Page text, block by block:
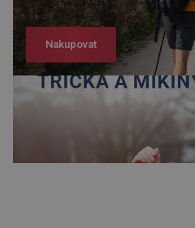
Nakupovat